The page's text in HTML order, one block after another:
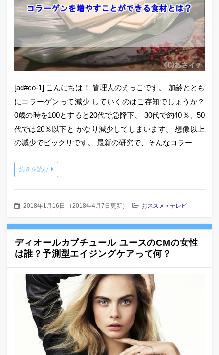
[ad#co-1] こんにちは！ 管理人のえっこです。 加齢ととも
にコラーゲンって減少 していくのはご存知でしょうか？
0歳の時を100とすると20代で急降下、 30代で約40％、50
代では20％以下と かなり減少してしまいます。 想像以上
の減少でビックリです。 最新の研究で、そんなコラー
続きを読む
2018年1月16日 （2018年4月7日更新） おススメ • テレビ
ディオールカプチュール ユースのCMの女性
は誰？予測型エイジングケアって何？